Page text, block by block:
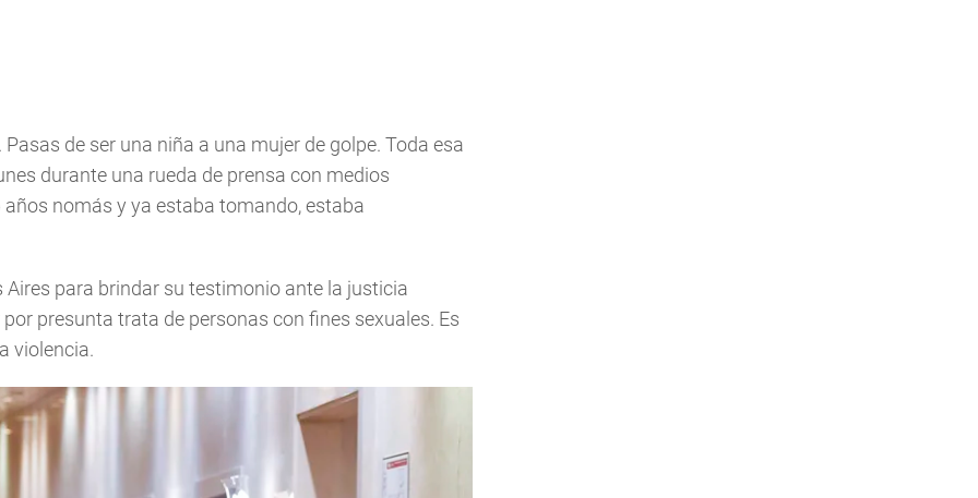
de ser una niña a una mujer de golpe. Toda esa
durante una rueda de prensa con medios
años nomás y ya estaba tomando, estaba
Aires para brindar su testimonio ante la justicia
presunta trata de personas con fines sexuales. Es
violencia.